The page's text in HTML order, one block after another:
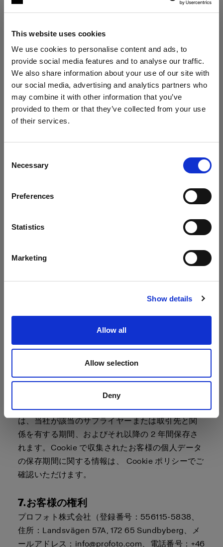
This website uses cookies
We use cookies to personalise content and ads, to
provide social media features and to analyse our traffic.
We also share information about your use of our site with
our social media, advertising and analytics partners who
may combine it with other information that you’ve
provided to them or that they’ve collected from your use
of their services.
Selection
Necessary
Preferences
Statistics
Marketing
Show details
Allow all
Allow selection
Deny
地域を変更しますか？
Italy
サイトにアクセス
カ合衆国、カナダ、日本など）に転送される場合
があります。これらの国では、EU/EEA 域内より
個人データを EU/EEA 域外の国に転送する場合、
当社は欧州委員会が承認した標準契約条項を使用
し、お客様の個人データを十分に保護します。標
準契約条項は次のリンクからご覧いただけます。
https://commission.europa.eu/law/law-
topic/data-protection/international-dimension-
お客様の個人情報は、収集された目的に必要な期
間、または現地の法律で許可または要求されてい
る期間のみ保存されます。つまり、マーケティン
グ目的で取り扱われるお客様の連絡先情報は、お
トを持っている限り、その後 2 年間保存されま
く必要があります。締結した契約を履行する目的
顧客である限り、またそれ以降の、当社が法的要
されます。法的義務を果たす目的で取り扱われる
お客様の財務情報は、7 年間保存されます。当社の
サプライヤーおよびその他のビジネスとの関係を
管理する目的で取り扱われるお客様の連絡先情報
は、当社が該当のサプライヤーまたは取引先と関
係を有する期間、およびそれ以降の 2 年間保存さ
れます。Cookie で収集されたお客様の個人データ
の保存期間に関する情報は、 Cookie ポリシーでご
確認いただけます。
7.お客様の権利
プロフォト株式会社（登録番号：556115-5838、
住所：Landsvägen 57A, 172 65 Sundbyberg、メ
ールアドレス：info@profoto.com、電話番号：+46